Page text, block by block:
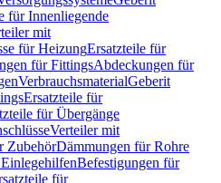
für Innenliegende
mit
für HeizungErsatzteile für
für FittingsAbdeckungen für
VerbrauchsmaterialGeberit
Ersatzteile für
für Übergänge
Verteiler mit
ZubehörDämmungen für Rohre
Befestigungen für
für